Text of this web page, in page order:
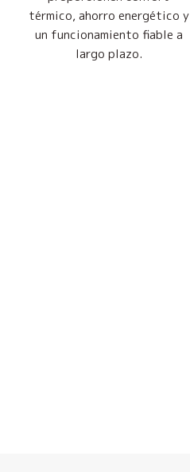
térmico, ahorro energético y
un funcionamiento fiable a
largo plazo.